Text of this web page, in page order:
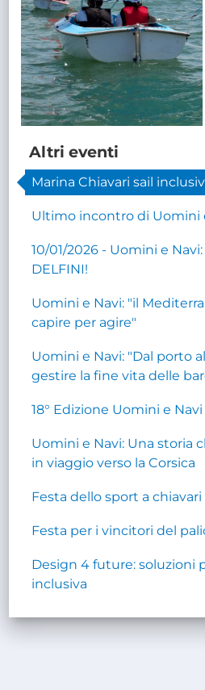
Altri eventi
Marina Chiavari sail
Ultimo incontro di Uomini
10/01/2026 - Uomini e Navi:
DELFINI!
Uomini e Navi: "il
capire per agire"
Uomini e Navi: "Dal porto
gestire la fine vita delle
18° Edizione Uomini e Navi
Uomini e Navi: Una storia
in viaggio verso la Corsica
Festa dello sport a chiavari
Festa per i vincitori del
Design 4 future: soluzioni
inclusiva